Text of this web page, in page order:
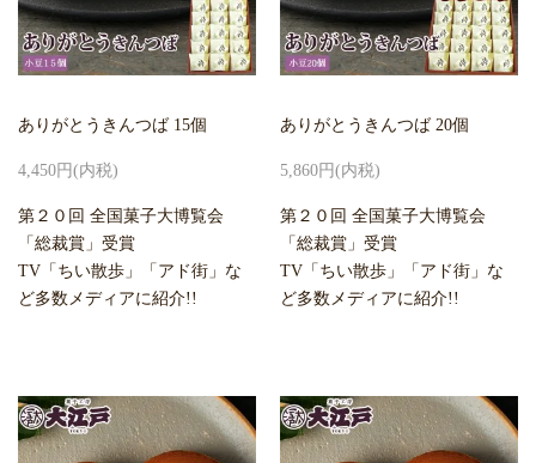
ありがとうきんつば 15個
4,450円(内税)
第２０回 全国菓子大博覧会
「総裁賞」受賞
TV「ちい散歩」「アド街」な
ど多数メディアに紹介!!
ありがとうきんつば 20個
5,860円(内税)
第２０回 全国菓子大博覧会
「総裁賞」受賞
TV「ちい散歩」「アド街」な
ど多数メディアに紹介!!